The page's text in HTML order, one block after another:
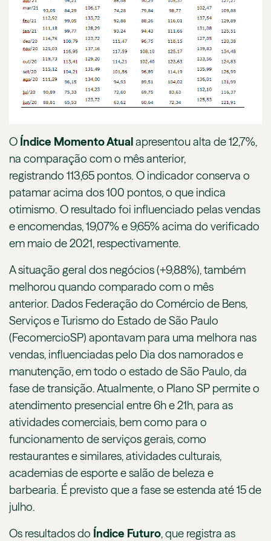
O Índice Momento Atualapresentou alta de 12,7%,
na comparação com o mês anterior,
registrando 113,65 pontos. O indicador conserva o
patamar acima dos 100 pontos, o que indica
otimismo. O resultado foi influenciado pelas vendas
e encomendas, 19,07% e 9,65% acima do verificado
em maio de 2021, respectivamente.
A situação geral dos negócios (+9,88%), também
melhorou quando comparado com o mês
anterior. Dados Federação do Comércio de Bens,
Serviços e Turismo do Estado de São Paulo
(FecomercioSP) apontavam para uma melhora nas
vendas, influenciadas pelo Dia dos namorados e
manutenção, em todo o estado de São Paulo, da
fase de transição. Atualmente, o Plano SP permite o
atendimento presencial entre 6h e 21h, para as
atividades comerciais, bem como para o
funcionamento de serviços gerais, como
restaurantes e similares, atividades culturais,
academias de esporte e salão de beleza e
barbearia. É previsto que a fase se estenda até 15 de
julho.
Os resultados do Índice Futuro, que registra as